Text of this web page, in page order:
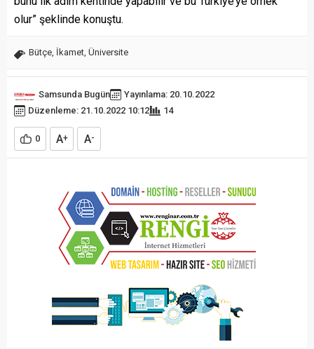
olur” şeklinde konuştu.
Bütçe, İkamet, Üniversite
Samsunda Bugün
Yayınlama: 20.10.2022
Düzenleme: 21.10.2022 10:12
14
0 A+ A-